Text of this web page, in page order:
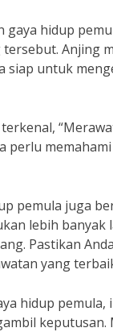
gaya hidup
Anjing
siap untuk
perlu
pemula juga
lebih banyak
Pastikan
yang
hidup